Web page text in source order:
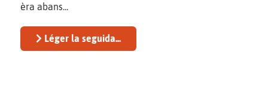
èra abans...
Léger la seguida...